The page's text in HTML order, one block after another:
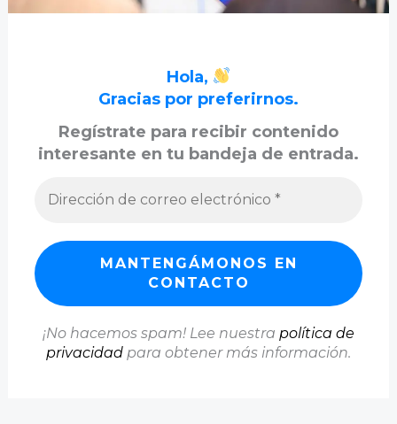
Hola,
Gracias por preferirnos.
Regístrate para recibir contenido
interesante en tu bandeja de entrada.
¡No hacemos spam! Lee nuestra política de
privacidad para obtener más información.